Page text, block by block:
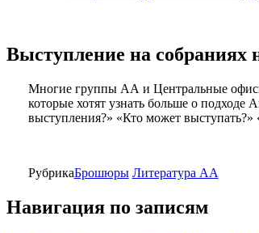
Выступление на собраниях
Многие группы АА и Центральные офисы
которые хотят узнать больше о
выступления?» «Кто может выступать?»
РубрикаБрошюры Литература АА
Навигация по записям